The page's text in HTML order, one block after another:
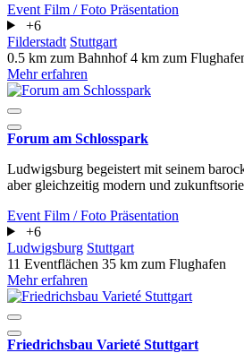
Event Film / Foto Präsentation
+6
Filderstadt Stuttgart
0.5 km zum Bahnhof4 km zum
Mehr erfahren
Forum am Schlosspark
Ludwigsburg begeistert mit seinem
aber gleichzeitig modern und
Event Film / Foto Präsentation
+6
Ludwigsburg Stuttgart
11 Eventflächen 35 km zum Flughafen
Mehr erfahren
Friedrichsbau Varieté Stuttgart